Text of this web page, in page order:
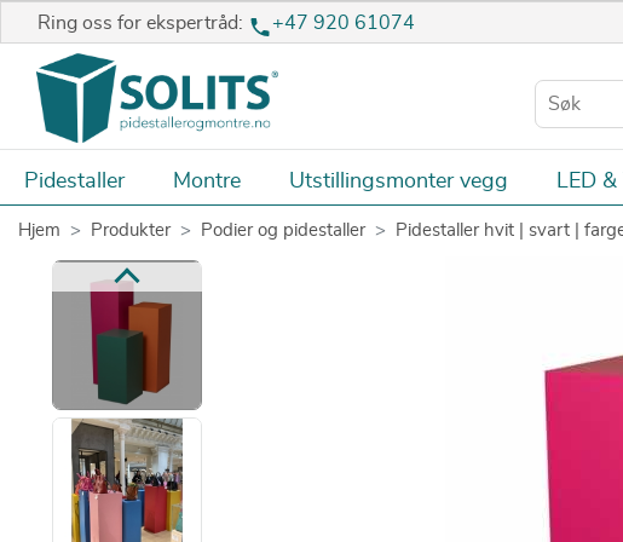
Ring oss for ekspertråd: +47 920 61074
Pidestaller Montre Utstillingsmonter vegg LED
Hjem Produkter Podier og pidestaller Pidestaller hvit | svart |